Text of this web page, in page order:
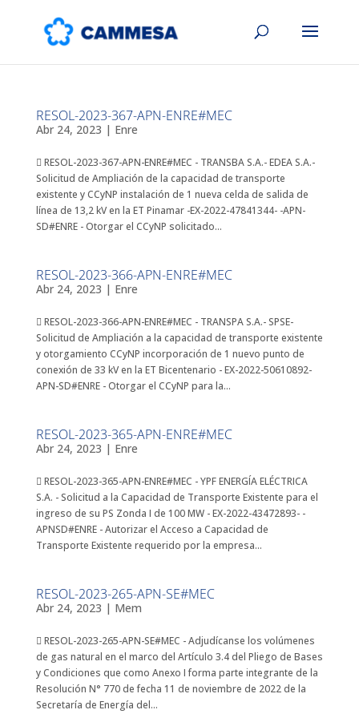
RESOL-2023-367-APN-ENRE#MEC
Abr 24, 2023 | Enre
 RESOL-2023-367-APN-ENRE#MEC - TRANSBA S.A.- EDEA S.A.-
Solicitud de Ampliación de la capacidad de transporte
existente y CCyNP instalación de 1 nueva celda de salida de
línea de 13,2 kV en la ET Pinamar -EX-2022-47841344- -APN-
SD#ENRE - Otorgar el CCyNP solicitado...
RESOL-2023-366-APN-ENRE#MEC
Abr 24, 2023 | Enre
 RESOL-2023-366-APN-ENRE#MEC - TRANSPA S.A.- SPSE-
Solicitud de Ampliación a la capacidad de transporte existente
y otorgamiento CCyNP incorporación de 1 nuevo punto de
conexión de 33 kV en la ET Bicentenario - EX-2022-50610892-
APN-SD#ENRE - Otorgar el CCyNP para la...
RESOL-2023-365-APN-ENRE#MEC
Abr 24, 2023 | Enre
 RESOL-2023-365-APN-ENRE#MEC - YPF ENERGÍA ELÉCTRICA
S.A. - Solicitud a la Capacidad de Transporte Existente para el
ingreso de su PS Zonda I de 100 MW - EX-2022-43472893- -
APNSD#ENRE - Autorizar el Acceso a Capacidad de
Transporte Existente requerido por la empresa...
RESOL-2023-265-APN-SE#MEC
Abr 24, 2023 | Mem
 RESOL-2023-265-APN-SE#MEC - Adjudícanse los volúmenes
de gas natural en el marco del Artículo 3.4 del Pliego de Bases
y Condiciones que como Anexo I forma parte integrante de la
Resolución N° 770 de fecha 11 de noviembre de 2022 de la
Secretaría de Energía del...